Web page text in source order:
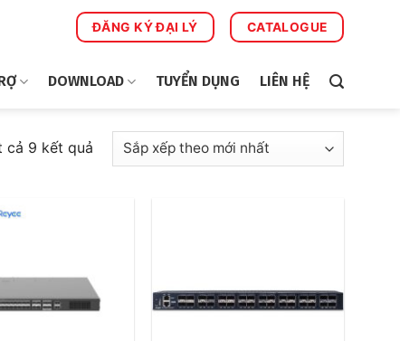
ĐĂNG KÝ ĐẠI LÝ CATALOGUE
DOWNLOAD TUYỂN DỤNG LIÊN HỆ
cả 9 kết quảĐã
sắp